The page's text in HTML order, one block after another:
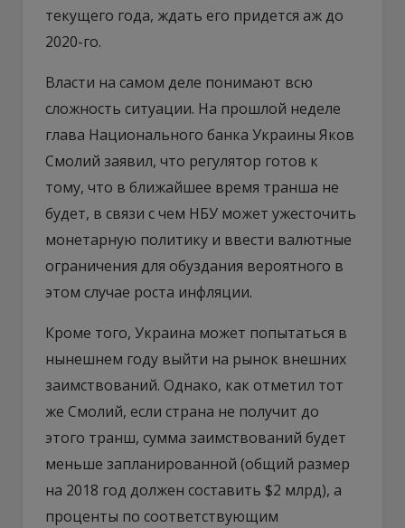
текущего года, ждать его придется аж до
2020-го.
Власти на самом деле понимают всю
сложность ситуации. На прошлой неделе
глава Национального банка Украины Яков
Смолий заявил, что регулятор готов к
тому, что в ближайшее время транша не
будет, в связи с чем НБУ может ужесточить
монетарную политику и ввести валютные
ограничения для обуздания вероятного в
этом случае роста инфляции.
Кроме того, Украина может попытаться в
нынешнем году выйти на рынок внешних
заимствований. Однако, как отметил тот
же Смолий, если страна не получит до
этого транш, сумма заимствований будет
меньше запланированной (общий размер
на 2018 год должен составить $2 млрд), а
проценты по соответствующим